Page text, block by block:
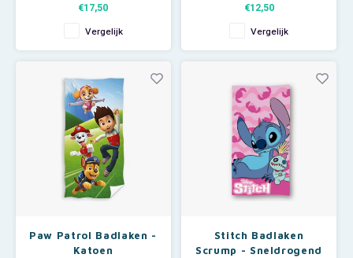
voor thuisgebruik, voor bij de
zwemles of als strandlaken
voor op het strand of zwembad.
Afmeting: 70 x 140 cm.
€17,50
Vergelijk
stoere Stitch handdoek is ideaal
voor thuisgebruik of bij de
zwemles maar ook groot
genoeg om als strandlaken te
€12,50
Vergelijk
Paw Patrol Badlaken -
Katoen
Stitch Badlaken
Scrump - Sneldrogend